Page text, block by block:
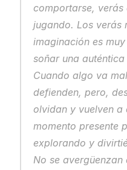
comportarse, verás
jugando. Los verás
imaginación es
soñar una
Cuando algo va
defienden, pero,
olvidan y vuelven a
momento presente
explorando y
No se